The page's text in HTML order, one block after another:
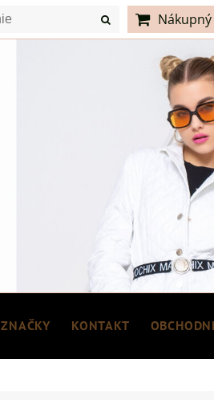
ZNAČKY KONTAKT